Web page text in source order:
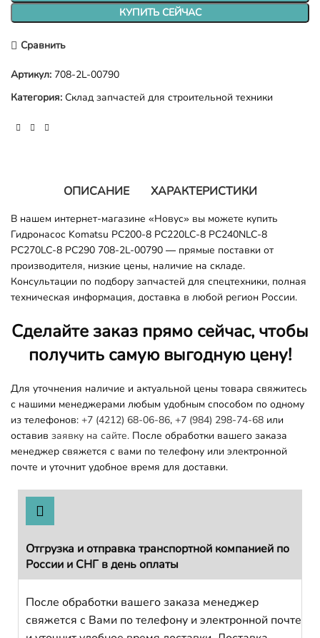
КУПИТЬ СЕЙЧАС
Сравнить
Артикул: 708-2L-00790
Категория: Склад запчастей для строительной техники
ОПИСАНИЕ ХАРАКТЕРИСТИКИ
В нашем интернет-магазине «Новус» вы можете купить
Гидронасос Komatsu PC200-8 PC220LC-8 PC240NLC-8
PC270LC-8 PC290 708-2L-00790 — прямые поставки от
производителя, низкие цены, наличие на складе.
Консультации по подбору запчастей для спецтехники, полная
техническая информация, доставка в любой регион России.
Сделайте заказ прямо сейчас, чтобы
получить самую выгодную цену!
Для уточнения наличие и актуальной цены товара свяжитесь
с нашими менеджерами любым удобным способом по одному
из телефонов: +7 (4212) 68-06-86, +7 (984) 298-74-68 или
оставив заявку на сайте. После обработки вашего заказа
менеджер свяжется с вами по телефону или электронной
почте и уточнит удобное время для доставки.
Отгрузка и отправка транспортной компанией по
России и СНГ в день оплаты
После обработки вашего заказа менеджер
свяжется с Вами по телефону и электронной почте